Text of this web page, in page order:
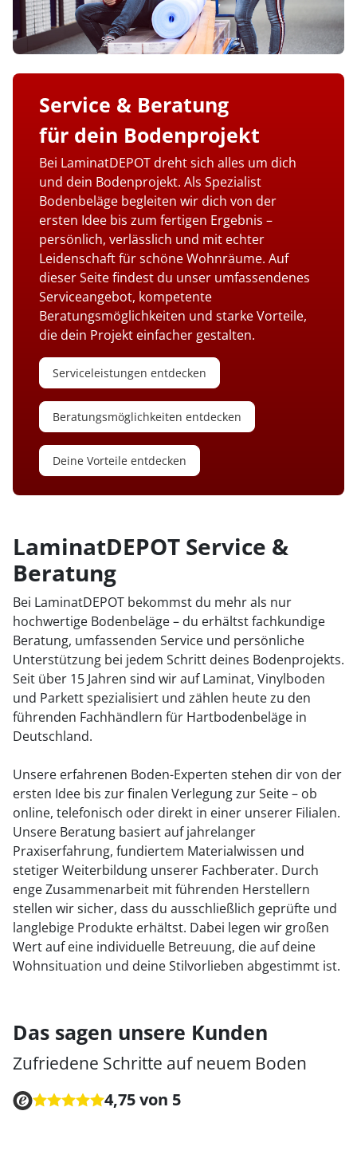
Service & Beratung
für dein Bodenprojekt
Bei LaminatDEPOT dreht sich alles um dich
und dein Bodenprojekt. Als Spezialist
Bodenbeläge begleiten wir dich von der
ersten Idee bis zum fertigen Ergebnis –
persönlich, verlässlich und mit echter
Leidenschaft für schöne Wohnräume. Auf
dieser Seite findest du unser umfassendenes
Serviceangebot, kompetente
Beratungsmöglichkeiten und starke Vorteile,
die dein Projekt einfacher gestalten.
Serviceleistungen entdecken
Beratungsmöglichkeiten entdecken
Deine Vorteile entdecken
LaminatDEPOT Service &
Beratung
Bei LaminatDEPOT bekommst du mehr als nur
hochwertige Bodenbeläge – du erhältst fachkundige
Beratung, umfassenden Service und persönliche
Unterstützung bei jedem Schritt deines Bodenprojekts.
Seit über 15 Jahren sind wir auf Laminat, Vinylboden
und Parkett spezialisiert und zählen heute zu den
führenden Fachhändlern für Hartbodenbeläge in
Deutschland.
Unsere erfahrenen Boden-Experten stehen dir von der
ersten Idee bis zur finalen Verlegung zur Seite – ob
online, telefonisch oder direkt in einer unserer Filialen.
Unsere Beratung basiert auf jahrelanger
Praxiserfahrung, fundiertem Materialwissen und
stetiger Weiterbildung unserer Fachberater. Durch
enge Zusammenarbeit mit führenden Herstellern
stellen wir sicher, dass du ausschließlich geprüfte und
langlebige Produkte erhältst. Dabei legen wir großen
Wert auf eine individuelle Betreuung, die auf deine
Wohnsituation und deine Stilvorlieben abgestimmt ist.
Das sagen unsere Kunden
Zufriedene Schritte auf neuem Boden
4,75 von 5
Kiwi now
Kronoflooring
Fuge (4-seitig)
Dämmung
Fußleisten
sonstiges Zubehör
Fischgrät
Windmöller
Fase (2-seitig)
Fuge (4-seitig)
Microfase
Realfuge
Vinylboden zum Kleben
klicken & kleben
Sonstiges
Feuchtraumgeeignet
Fußbodenheizung geeignet
Vinylböden mit integrierter Dämmung
Vinylböden ohne integrierte Dämmung
Zubehör
Pflegemittel Vinylböden
Fußleisten
sonstiges Zubehör
Klebe-Vinyl Zubehör
Fußbodenheizung geeignet
Bioböden von BoDomo
Zubehör
Pflegemittel Bioböden
Dämmung
Fußleisten
sonstiges Zubehör
Fußleisten
sonstiges Zubehör
Kronoflooring
O.R.C.A
Prinz
Windmöller
Wolfcraft
Wulff
Endkappen - Höhe 40 mm
Endkappen - Höhe 58 mm
Sonstige Fußleistenabschlüsse
sonstige Schienen
zum Klicken
zum Kleben
Pflegemittel Multilayer
Pflegemittel Parkett